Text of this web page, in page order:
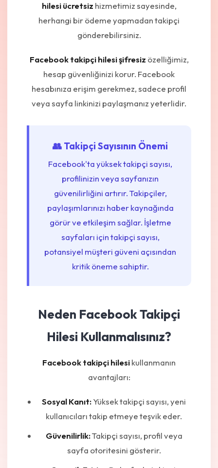
hilesi ücretsiz hizmetimiz sayesinde,
herhangi bir ödeme yapmadan takipçi
gönderebilirsiniz.
Facebook takipçi hilesi şifresiz özelliğimiz,
hesap güvenliğinizi korur. Facebook
hesabınıza erişim gerekmez, sadece profil
veya sayfa linkinizi paylaşmanız yeterlidir.
👥 Takipçi Sayısının Önemi
Facebook'ta yüksek takipçi sayısı,
profilinizin veya sayfanızın
güvenilirliğini artırır. Takipçiler,
paylaşımlarınızı haber kaynağında
görür ve etkileşim sağlar. İşletme
sayfaları için takipçi sayısı,
potansiyel müşteri güveni açısından
kritik öneme sahiptir.
Neden Facebook Takipçi
Hilesi Kullanmalısınız?
Facebook takipçi hilesikullanmanın
avantajları:
Sosyal Kanıt:Yüksek takipçi sayısı, yeni
kullanıcıları takip etmeye teşvik eder.
Güvenilirlik:Takipçi sayısı, profil veya
sayfa otoritesini gösterir.